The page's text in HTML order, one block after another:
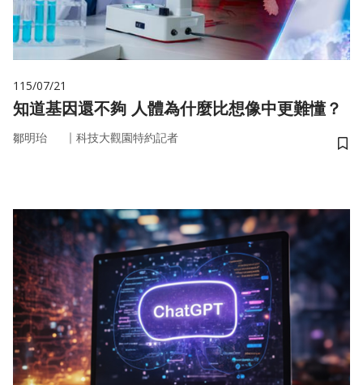
115/07/21
知道基因還不夠 人體為什麼比想像中更難懂？
鄒明珆 ｜ 科技大觀園特約記者
儲